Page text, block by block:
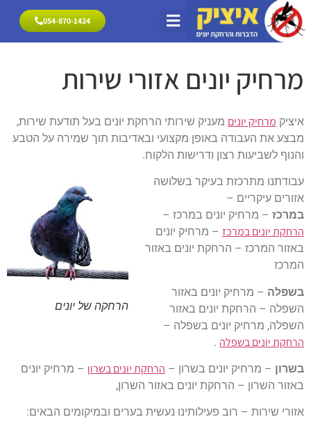
054-870-1424
054-870-1424
מרחיק יונים אזורי שירות
איציק מרחיק יונים מעניק שירותי הרחקת יונים בעל תודעת שירות,
מבצע את העבודה באופן מקצועי ובאדיבות תוך שמירה על הטבע
והנוף לשביעות רצון ודרישות הלקוח.
הרחקה של יונים
עבודתנו מתרכזת בעיקר בשלושה
אזורים עיקריים –
במרכז – מרחיק יונים במרכז –
הרחקת יונים במרכז – מרחיק יונים
באזור המרכז – הרחקת יונים באזור
המרכז
בשפלה – מרחיק יונים באזור
השפלה – הרחקת יונים באזור
השפלה, מרחיק יונים בשפלה –
הרחקת יונים בשפלה .
בשרון – מרחיק יונים בשרון – הרחקת יונים בשרון – מרחיק יונים
באזור השרון – הרחקת יונים באזור השרון,
אזורי שירות – רוב פעילותינו נעשית בערים ובמיקומים הבאים: